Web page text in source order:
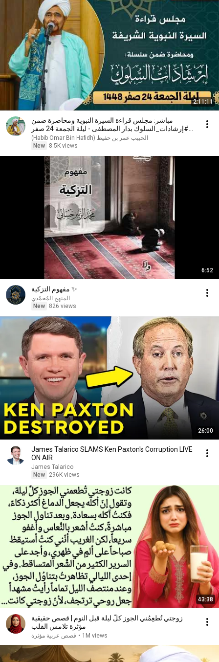
2:11:11
مباشر: مجلس قراءة السيرة النبوية ومحاضرة ضمن
#إرشادات_السلوك بدار المصطفى - ليلة الجمعة 24 صفر
1448
New
8.5K views
6:52
مفهوم التزكية ✨️
المنهج المُحمّدي
New
826 views
26:00
James Talarico SLAMS Ken Paxton's Corruption LIVE
ON AIR
James Talarico
New
296K views
43:38
زوجتي تُطعِمُني الجوز كلَّ ليلة قبل النوم | قصص حقيقية
مؤثرة تلامس القلب
قصص عربية مؤثرة • 1M views